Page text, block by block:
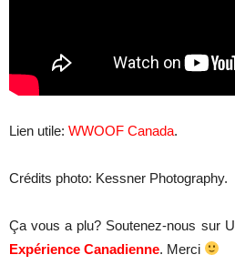
Lien utile: WWOOF Canada.
Crédits photo: Kessner Photography.
Ça vous a plu? Soutenez-nous sur
Expérience Canadienne. Merci